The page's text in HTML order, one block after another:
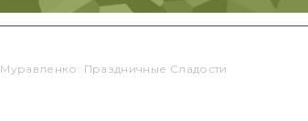
Муравленко: Праздничные Сладости